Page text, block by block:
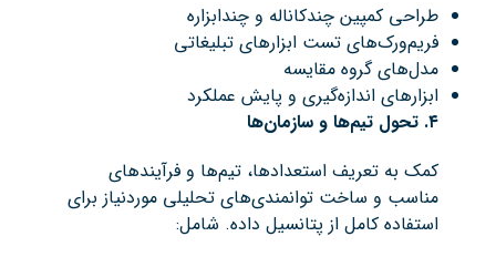
طراحی کمپین چندکاناله و چندابزاره
فریم‌ورک‌های تست ابزارهای تبلیغاتی
مدل‌های گروه مقایسه
ابزارهای اندازه‌گیری و پایش عملکرد
۴.تحول تیم‌ها و سازمان‌ها
کمک به تعریف استعدادها، تیم‌ها و فرآیندهای
مناسب و ساخت توانمندی‌های تحلیلی موردنیاز برای
استفاده کامل از پتانسیل داده. شامل: